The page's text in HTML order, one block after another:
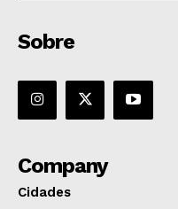
Sobre
Company
Cidades